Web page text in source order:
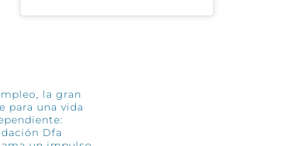
la gran
para una vida
Dfa